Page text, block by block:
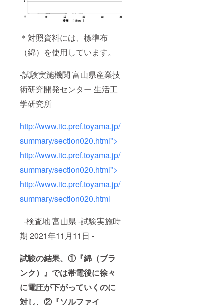
＊対照資料には、標準布
（綿）を使用しています。
-試験実施機関 富山県産業技
術研究開発センター 生活工
学研究所
http://www.itc.pref.toyama.jp/
summary/section020.html">
http://www.itc.pref.toyama.jp/
summary/section020.html">
http://www.itc.pref.toyama.jp/
summary/section020.html
-検査地 富山県 -試験実施時
期 2021年11月11日 -
試験の結果、①『綿（ブラ
ンク）』では帯電後に徐々
に電圧が下がっていくのに
対し、②『ソルファイ